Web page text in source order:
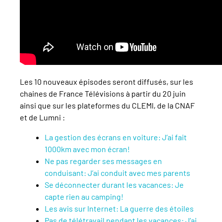
Les 10 nouveaux épisodes seront diffusés, sur les
chaines de France Télévisions à partir du 20 juin
ainsi que sur les plateformes du CLEMI, de la CNAF
et de Lumni :
La gestion des écrans en voiture: J’ai fait
1000km avec mon écran!
Ne pas regarder ses messages en
conduisant: J’ai conduit avec mes parents
Se déconnecter durant les vacances: Je
capte rien au camping!
Les avis sur Internet: La guerre des étoiles